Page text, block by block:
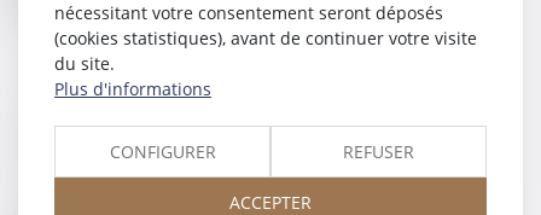
établissement en 2024
16DÉC.
nécessitant votre consentement seront déposés
(cookies statistiques), avant de continuer votre visite
du site.
Plus d'informations
CONFIGURER REFUSER
ACCEPTER